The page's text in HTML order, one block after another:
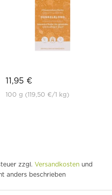
11,95 €
100 g (119,50 €/1 kg)
zzgl. Versandkosten und
anders beschrieben